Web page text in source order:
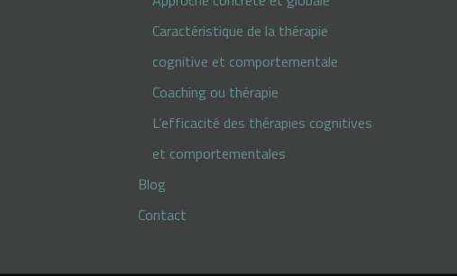
Caractéristique de la thérapie
cognitive et comportementale
Coaching ou thérapie
L’efficacité des thérapies cognitives
et comportementales
Blog
Contact